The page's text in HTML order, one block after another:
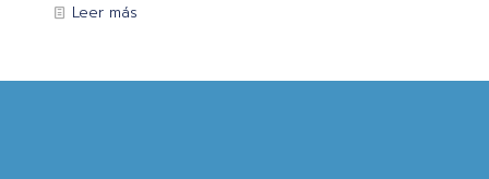
Leer más